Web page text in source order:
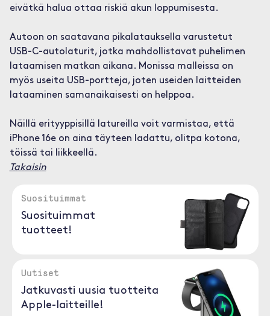
eivätkä halua ottaa riskiä akun loppumisesta.
Autoon on saatavana pikalatauksella varustetut
USB-C-autolaturit, jotka mahdollistavat puhelimen
lataamisen matkan aikana. Monissa malleissa on
myös useita USB-portteja, joten useiden laitteiden
lataaminen samanaikaisesti on helppoa.
Näillä erityyppisillä latureilla voit varmistaa, että
iPhone 16e on aina täyteen ladattu, olitpa kotona,
töissä tai liikkeellä.
Takaisin
Suosituimmat
Suosituimmat
tuotteet!
Uutiset
Jatkuvasti uusia tuotteita
Apple-laitteille!